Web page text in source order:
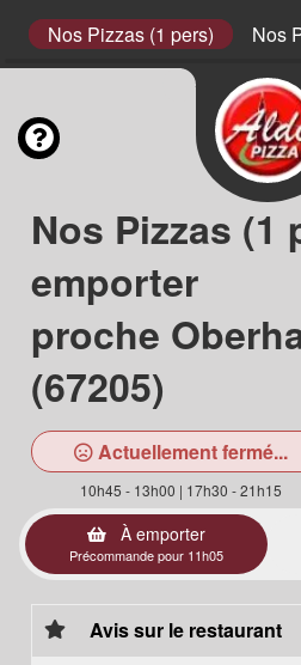
Nos Pizzas (1 pers) Nos
Nos Pizzas (1
emporter
proche
(67205)
Actuellement fermé...
10h45 - 13h00 | 17h30 - 21h15
À emporter
Précommande pour 11h05
Avis sur le restaurant